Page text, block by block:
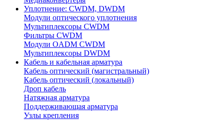
Уплотнение: CWDM, DWDM
Модули оптического уплотнения
Мультиплексоры CWDM
Фильтры CWDM
Модули OADM CWDM
Мультиплексоры DWDM
Кабель и кабельная арматура
Кабель оптический (магистральный)
Кабель оптический (локальный)
Дроп кабель
Натяжная арматура
Поддерживающая арматура
Узлы крепления